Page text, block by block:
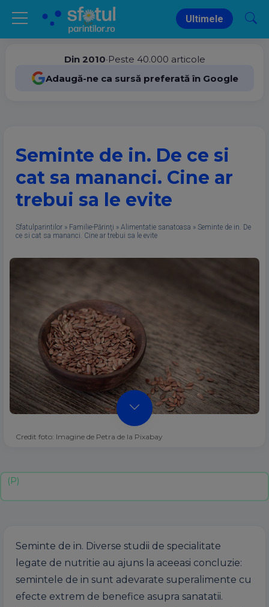
Ultimele
Din 2010•Peste 40.000 articole
Adaugă-ne ca sursă preferată în Google
Seminte de in. De ce si
cat sa mananci. Cine ar
trebui sa le evite
Sfatulparintilor » Familie-Părinţi » Alimentatie sanatoasa » Seminte de in. De
ce si cat sa mananci. Cine ar trebui sa le evite
Credit foto: Imagine de Petra de la Pixabay
Seminte de in. Diverse studii de specialitate
legate de nutritie au ajuns la aceeasi concluzie:
semintele de in sunt adevarate superalimente cu
efecte extrem de benefice asupra sanatatii.